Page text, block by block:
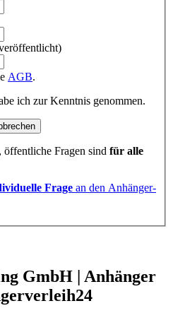
AGB.
ich zur Kenntnis genommen.
öffentliche Fragen sind für alle
Frage an den Anhänger-
GmbH | Anhänger